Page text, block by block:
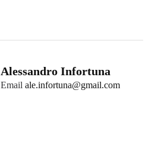
Alessandro Infortuna
Email ale.infortuna@gmail.com